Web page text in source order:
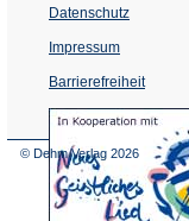
Datenschutz
Impressum
Barrierefreiheit
© Dehm Verlag 2026